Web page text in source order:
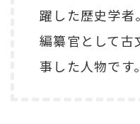
躍した歴史学
編纂官として古
事した人物です。